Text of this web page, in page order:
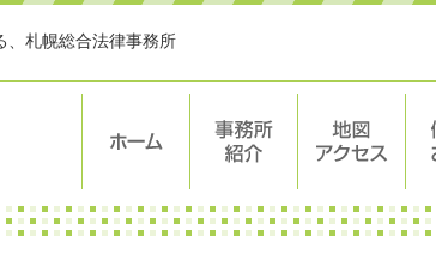
セス
様
、札幌総合法律事務所